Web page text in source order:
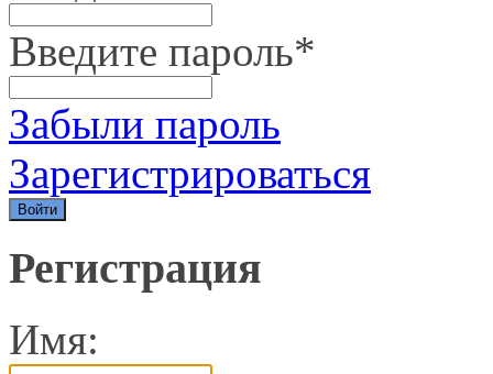
Введите пароль*
Забыли пароль
Зарегистрироваться
Регистрация
Имя: